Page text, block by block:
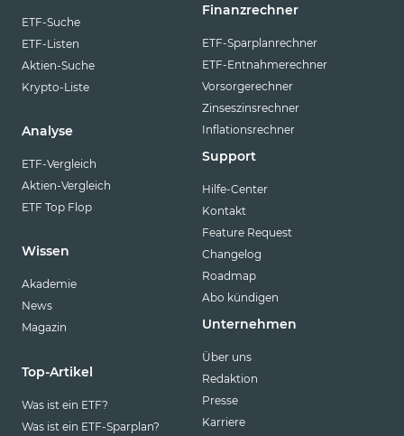
ETF-Suche
ETF-Listen
Aktien-Suche
Krypto-Liste
Analyse
ETF-Vergleich
Aktien-Vergleich
ETF Top Flop
Wissen
Akademie
News
Magazin
Top-Artikel
Was ist ein ETF?
Was ist ein ETF-Sparplan?
Finanzrechner
ETF-Sparplanrechner
ETF-Entnahmerechner
Vorsorgerechner
Zinseszinsrechner
Inflationsrechner
Support
Hilfe-Center
Kontakt
Feature Request
Changelog
Roadmap
Abo kündigen
Unternehmen
Über uns
Redaktion
Presse
Karriere